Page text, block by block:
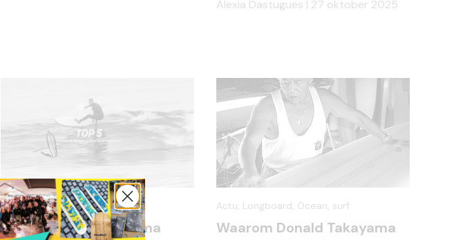
Alexia Dastugues | 27 oktober 2025
Longboard,Marque,surf
Top 5 Donald Takayama
Actu, Longboard, Ocean, surf
Waarom Donald Takayama